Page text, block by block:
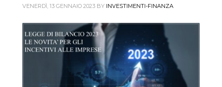
VENERDÌ, 13 GENNAIO 2023 BY INVESTIMENTI-FINANZA